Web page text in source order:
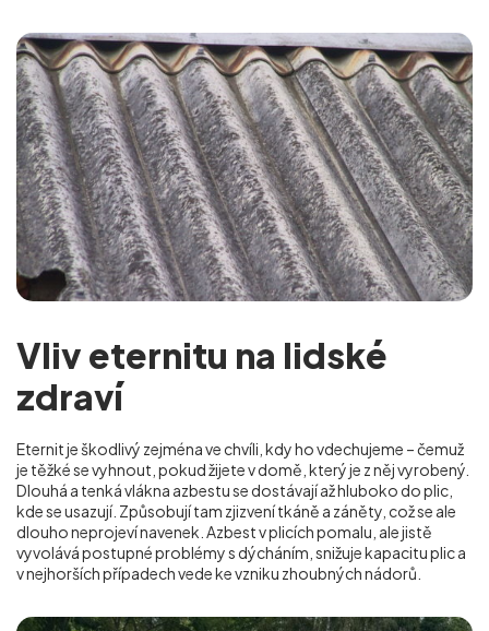
Vliv eternitu na lidské
zdraví
Eternit je škodlivý zejména ve chvíli, kdy ho vdechujeme – čemuž
je těžké se vyhnout, pokud žijete v domě, který je z něj vyrobený.
Dlouhá a tenká vlákna azbestu se dostávají až hluboko do plic,
kde se usazují. Způsobují tam zjizvení tkáně a záněty, což se ale
dlouho neprojeví navenek. Azbest v plicích pomalu, ale jistě
vyvolává postupné problémy s dýcháním, snižuje kapacitu plic a
v nejhorších případech vede ke vzniku zhoubných nádorů.